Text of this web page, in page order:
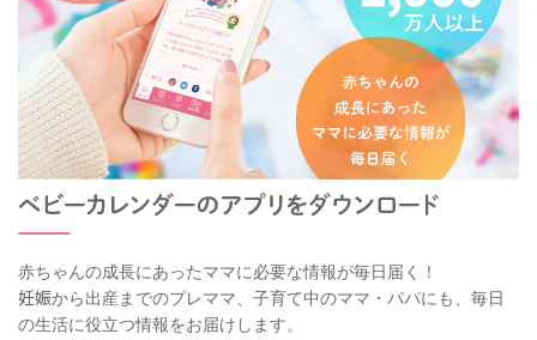
赤ちゃんの成長にあったママに必要な情報が毎日届く！
妊娠から出産までのプレママ、子育て中のママ・パパにも、毎日
の生活に役立つ情報をお届けします。